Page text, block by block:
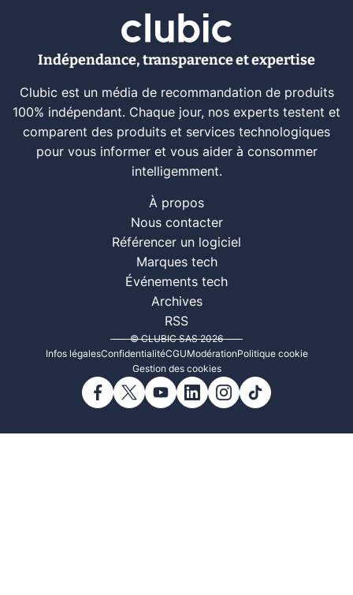
Indépendance, transparence et expertise
Clubic est un média de recommandation de produits
100% indépendant. Chaque jour, nos experts testent et
comparent des produits et services technologiques
pour vous informer et vous aider à consommer
intelligemment.
À propos
Nous contacter
Référencer un logiciel
Marques tech
Événements tech
Archives
RSS
© CLUBIC SAS 2026
Infos légalesConfidentialitéCGUModérationPolitique cookie
Gestion des cookies